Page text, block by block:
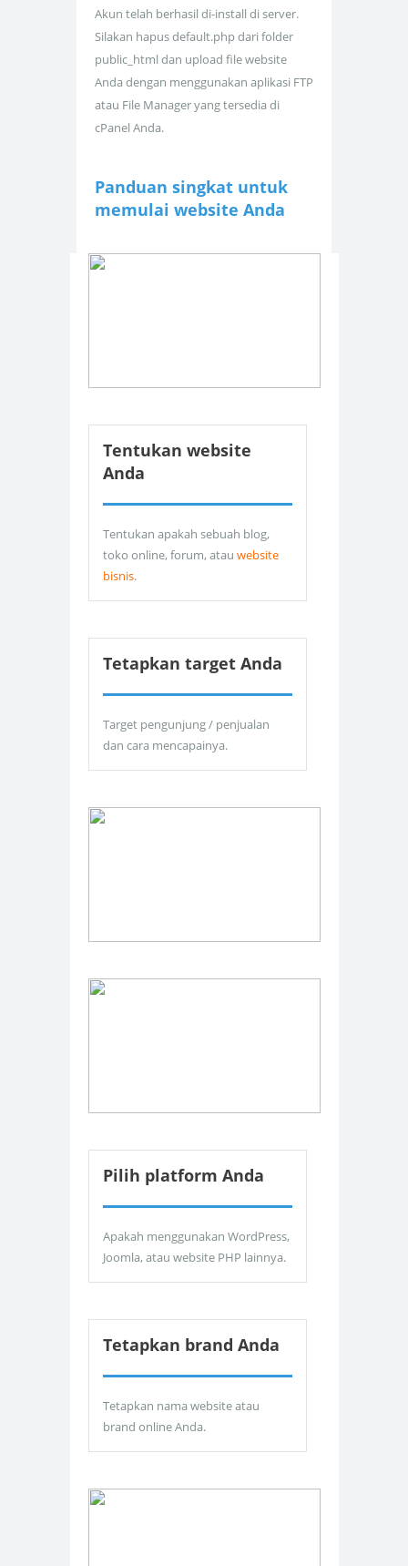
Akun telah berhasil di-install di server.
Silakan hapus default.php dari folder
public_html dan upload file website
Anda dengan menggunakan aplikasi FTP
atau File Manager yang tersedia di
cPanel Anda.
Panduan singkat untuk
memulai website Anda
Tentukan website
Anda
Tentukan apakah sebuah blog,
toko online, forum, atau website
bisnis.
Tetapkan target Anda
Target pengunjung / penjualan
dan cara mencapainya.
Pilih platform Anda
Apakah menggunakan WordPress,
Joomla, atau website PHP lainnya.
Tetapkan brand Anda
Tetapkan nama website atau
brand online Anda.